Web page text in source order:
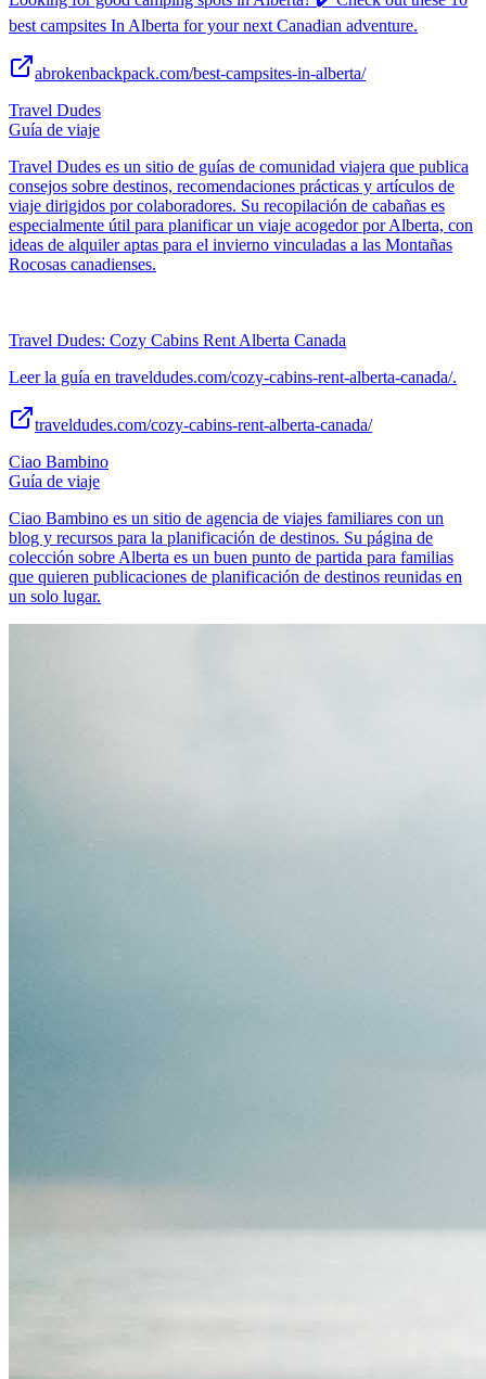
best campsites In Alberta for your next Canadian adventure.
abrokenbackpack.com/best-campsites-in-alberta/
Travel Dudes
Guía de viaje
Travel Dudes es un sitio de guías de comunidad viajera que publica
consejos sobre destinos, recomendaciones prácticas y artículos de
viaje dirigidos por colaboradores. Su recopilación de cabañas es
especialmente útil para planificar un viaje acogedor por Alberta, con
ideas de alquiler aptas para el invierno vinculadas a las Montañas
Rocosas canadienses.
Travel Dudes: Cozy Cabins Rent Alberta Canada
Leer la guía en traveldudes.com/cozy-cabins-rent-alberta-canada/.
traveldudes.com/cozy-cabins-rent-alberta-canada/
Ciao Bambino
Guía de viaje
Ciao Bambino es un sitio de agencia de viajes familiares con un
blog y recursos para la planificación de destinos. Su página de
colección sobre Alberta es un buen punto de partida para familias
que quieren publicaciones de planificación de destinos reunidas en
un solo lugar.